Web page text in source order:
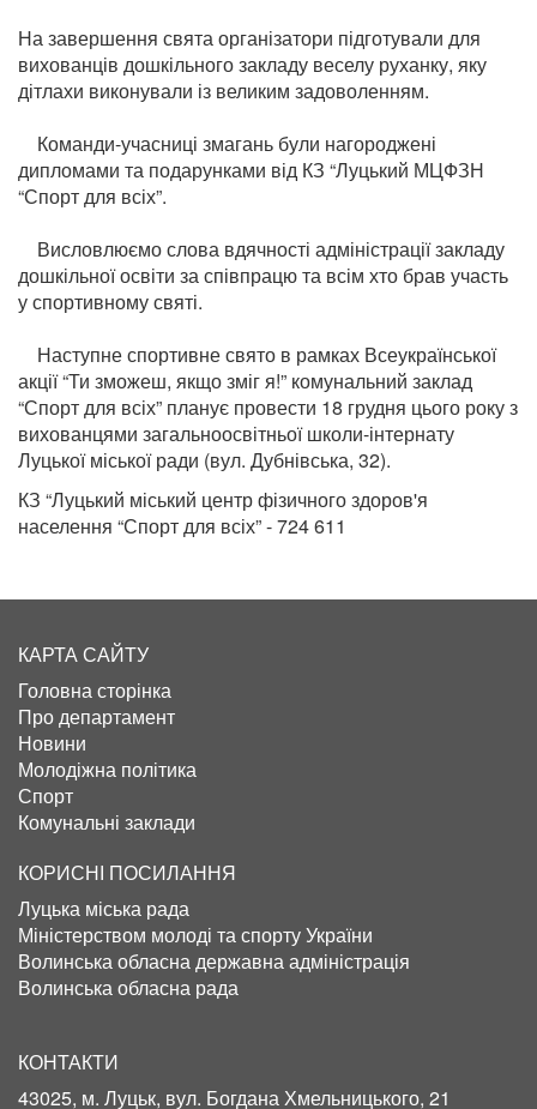
На завершення свята організатори підготували для
вихованців дошкільного закладу веселу руханку, яку
дітлахи виконували із великим задоволенням.
Команди-учасниці змагань були нагороджені
дипломами та подарунками від КЗ “Луцький МЦФЗН
“Спорт для всіх”.
Висловлюємо слова вдячності адміністрації закладу
дошкільної освіти за співпрацю та всім хто брав участь
у спортивному святі.
Наступне спортивне свято в рамках Всеукраїнської
акції “Ти зможеш, якщо зміг я!” комунальний заклад
“Спорт для всіх” планує провести 18 грудня цього року з
вихованцями загальноосвітньої школи-інтернату
Луцької міської ради (вул. Дубнівська, 32).
КЗ “Луцький міський центр фізичного здоров'я
населення “Спорт для всіх” - 724 611
КАРТА САЙТУ
Головна сторінка
Про департамент
Новини
Молодіжна політика
Спорт
Комунальні заклади
КОРИСНІ ПОСИЛАННЯ
Луцька міська рада
Міністерством молоді та спорту України
Волинська обласна державна адміністрація
Волинська обласна рада
КОНТАКТИ
43025, м. Луцьк, вул. Богдана Хмельницького, 21